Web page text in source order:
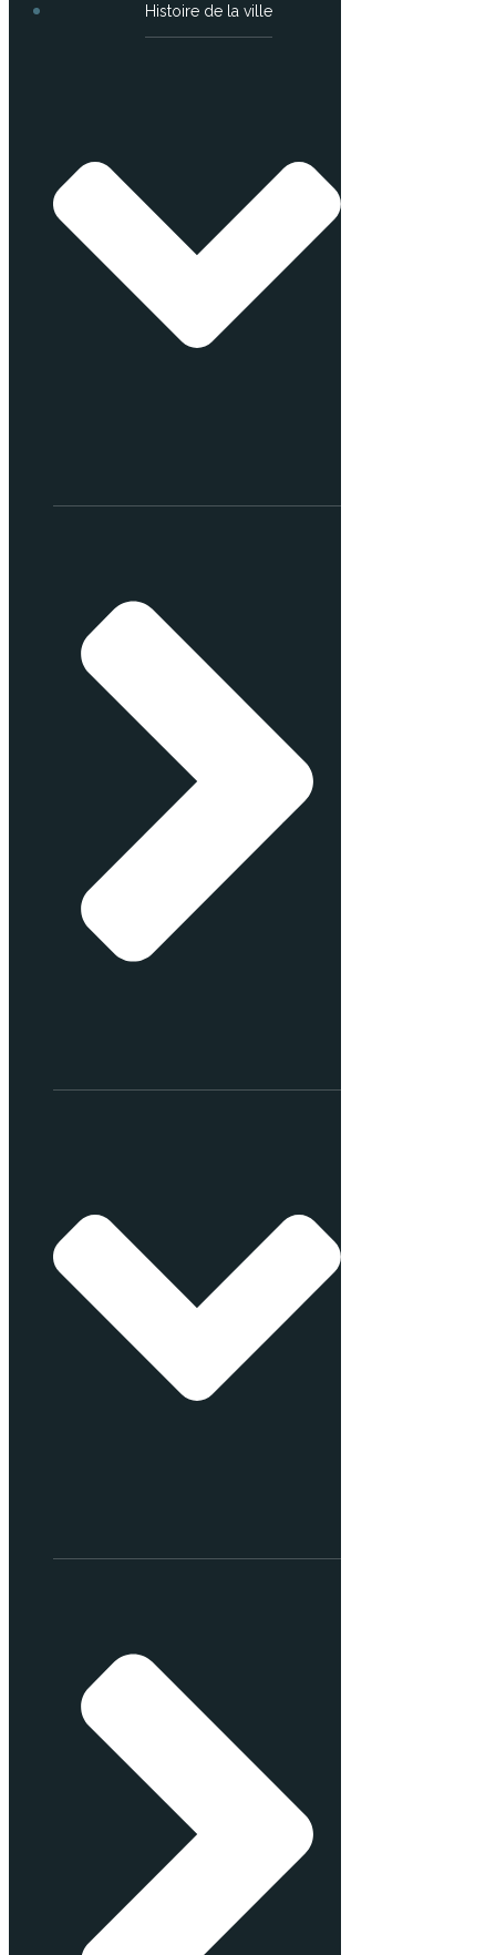
Histoire de la ville